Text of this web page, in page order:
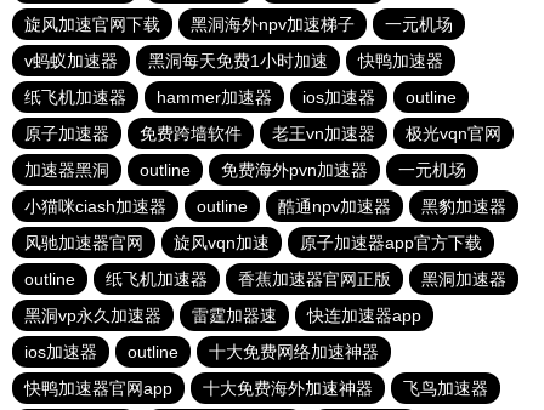
旋风加速官网下载
黑洞海外npv加速梯子
一元机场
v蚂蚁加速器
黑洞每天免费1小时加速
快鸭加速器
纸飞机加速器
hammer加速器 ios加速器
outline
原子加速器
免费跨墙软件 老王vn加速器
极光vqn官网
加速器黑洞
outline 免费海外pvn加速器
一元机场
小猫咪ciash加速器
outline 酷通npv加速器
黑豹加速器
风驰加速器官网
旋风vqn加速
原子加速器app官方下载
outline
纸飞机加速器 香蕉加速器官网正版
黑洞加速器
黑洞vp永久加速器
雷霆加器速
快连加速器app
ios加速器
outline
十大免费网络加速神器
快鸭加速器官网app
十大免费海外加速神器 飞鸟加速器